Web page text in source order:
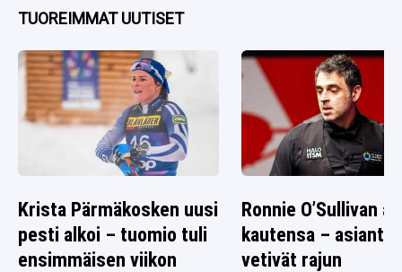
TUOREIMMAT UUTISET
Krista Pärmäkosken uusi
pesti alkoi – tuomio tuli
ensimmäisen viikon
Ronnie O’Sullivan
kautensa –
vetivät rajun